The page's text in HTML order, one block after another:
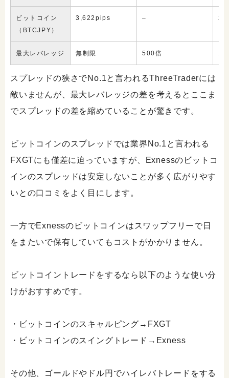
ビットコイン
（BTCJPY）
3,622pips –
最大レバレッジ 無制限 500倍
スプレッドの狭さでNo.1と言われるThreeTraderには
敵いませんが、最大レバレッジの差を考えるとここま
でスプレッドの差を縮めていることが驚きです。
ビットコインのスプレッドでは業界No.1と言われる
FXGTにも僅差に迫っていますが、Exnessのビットコ
インのスプレッドは安定しないことが多く広がりやす
いとの口コミをよく目にします。
一方でExnessのビットコインはスワップフリーで日
をまたいで保有していてもコストがかかりません。
ビットコイントレードをするなら以下のような使い分
けがおすすめです。
・ビットコインのスキャルピング→FXGT
・ビットコインのスイングトレード→Exness
その他、ゴールドやドル円でハイレバトレードをする